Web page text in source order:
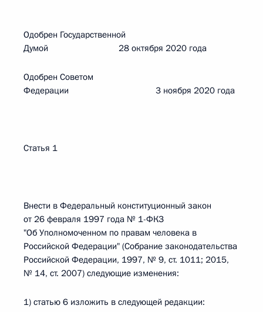
Одобрен Государственной
Думой 28 октября 2020 года
Одобрен Советом
Федерации 3 ноября 2020 года
Статья 1
Внести в Федеральный конституционный закон
от 26 февраля 1997 года № 1-ФКЗ
"Об Уполномоченном по правам человека в
Российской Федерации" (Собрание законодательства
Российской Федерации, 1997, № 9, ст. 1011; 2015,
№ 14, ст. 2007) следующие изменения:
1) статью 6 изложить в следующей редакции: